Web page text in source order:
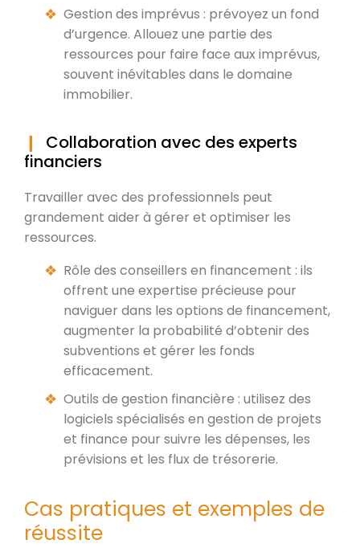
Gestion des imprévus : prévoyez un fond
d’urgence. Allouez une partie des
ressources pour faire face aux imprévus,
souvent inévitables dans le domaine
immobilier.
Collaboration avec des experts
financiers
Travailler avec des professionnels peut
grandement aider à gérer et optimiser les
ressources.
Rôle des conseillers en financement : ils
offrent une expertise précieuse pour
naviguer dans les options de financement,
augmenter la probabilité d’obtenir des
subventions et gérer les fonds
efficacement.
Outils de gestion financière : utilisez des
logiciels spécialisés en gestion de projets
et finance pour suivre les dépenses, les
prévisions et les flux de trésorerie.
Cas pratiques et exemples de
réussite